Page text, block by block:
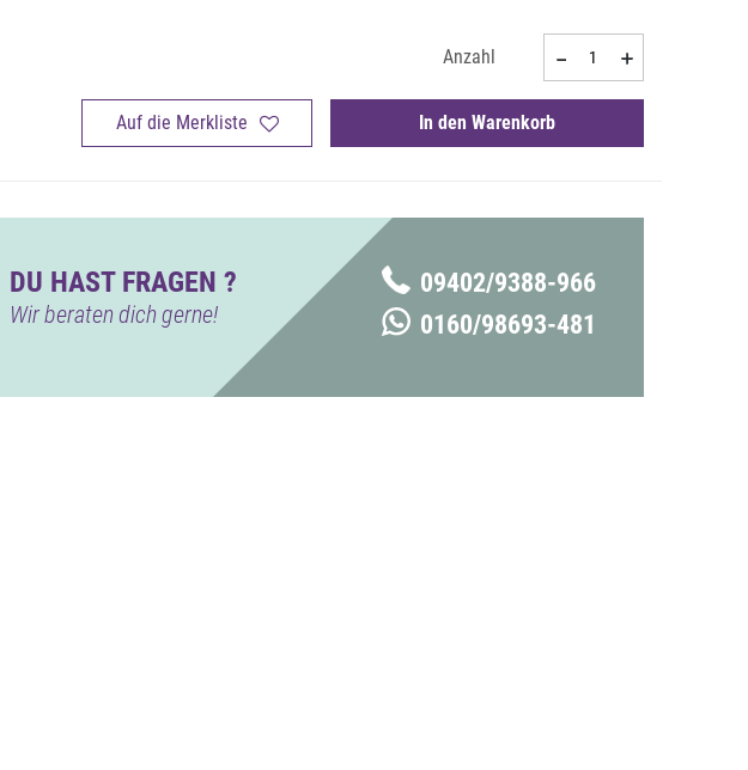
Anzahl
Auf die Merkliste In den Warenkorb
DU HAST FRAGEN ?
Wir beraten dich gerne!
09402/9388-966
0160/98693-481